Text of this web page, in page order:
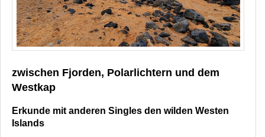
zwischen Fjorden, Polarlichtern und dem
Westkap
Erkunde mit anderen Singles den wilden Westen
Islands